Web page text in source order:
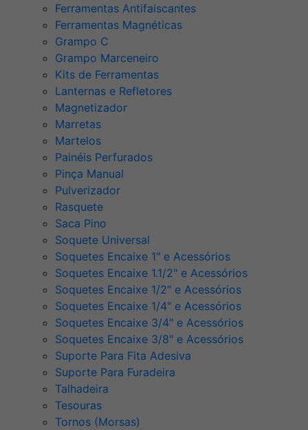
Ferramentas Antifaiscantes
Ferramentas Magnéticas
Grampo C
Grampo Marceneiro
Kits de Ferramentas
Lanternas e Refletores
Magnetizador
Marretas
Martelos
Painéis Perfurados
Pinça Manual
Pulverizador
Rasquete
Saca Pino
Soquete Universal
Soquetes Encaixe 1" e Acessórios
Soquetes Encaixe 1.1/2" e Acessórios
Soquetes Encaixe 1/2" e Acessórios
Soquetes Encaixe 1/4" e Acessórios
Soquetes Encaixe 3/4" e Acessórios
Soquetes Encaixe 3/8" e Acessórios
Suporte Para Fita Adesiva
Suporte Para Furadeira
Talhadeira
Tesouras
Tornos (Morsas)